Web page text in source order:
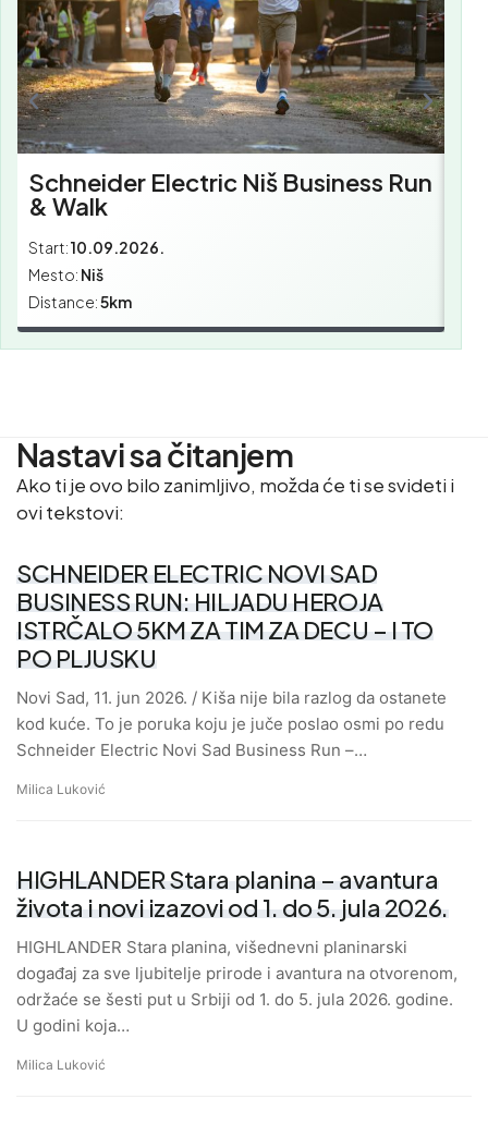
Schneider Electric Niš Business Run
& Walk
Start:10.09.2026.
Mesto: Niš
Distance:5km
Nastavi sa čitanjem
Ako ti je ovo bilo zanimljivo, možda će ti se svideti i
ovi tekstovi:
SCHNEIDER ELECTRIC NOVI SAD
BUSINESS RUN: HILJADU HEROJA
ISTRČALO 5KM ZA TIM ZA DECU – I TO
PO PLJUSKU
Novi Sad, 11. jun 2026. / Kiša nije bila razlog da ostanete
kod kuće. To je poruka koju je juče poslao osmi po redu
Schneider Electric Novi Sad Business Run –…
Milica Luković
HIGHLANDER Stara planina – avantura
života i novi izazovi od 1. do 5. jula 2026.
HIGHLANDER Stara planina, višednevni planinarski
događaj za sve ljubitelje prirode i avantura na otvorenom,
održaće se šesti put u Srbiji od 1. do 5. jula 2026. godine.
U godini koja…
Milica Luković